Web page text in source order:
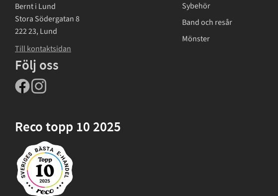
Bernt i Lund
Stora Södergatan 8
222 23, Lund
Till kontaktsidan
Följ oss
Reco topp 10 2025
Sybehör
Band och resår
Mönster